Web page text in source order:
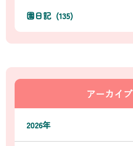
園日記 (135)
アーカイブ
2026年